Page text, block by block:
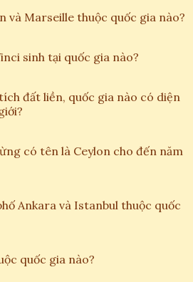
và Marseille thuộc quốc gia nào?
sinh tại quốc gia nào?
đất liền, quốc gia nào có diện
có tên là Ceylon cho đến năm
Ankara và Istanbul thuộc quốc
quốc gia nào?